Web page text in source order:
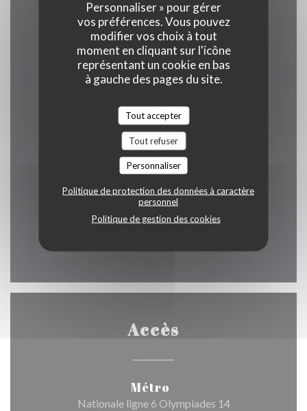
Personnaliser » pour gérer
vos préférences. Vous pouvez
modifier vos choix à tout
moment en cliquant sur l'icône
représentant un cookie en bas
à gauche des pages du site.
Tout accepter
Tout refuser
Personnaliser
Politique de protection des données à caractère
personnel
Politique de gestion des cookies
Horaires
Fermé
Mar-Sam
12h00 - 15h00 • 19h00 - 22h00
Dimanche
Accès
Métro
Nationale ligne 6 Olympiades 14